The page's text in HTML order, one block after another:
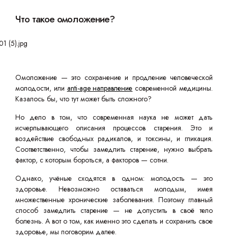
Что такое омоложение?
Омоложение — это сохранение и продление человеческой
молодости, или anti-age направление современной медицины.
Казалось бы, что тут может быть сложного?
Но дело в том, что современная наука не может дать
исчерпывающего описания процессов старения. Это и
воздействие свободных радикалов, и токсины, и гликация.
Соответственно, чтобы замедлить старение, нужно выбрать
фактор, с которым бороться, а факторов — сотни.
Однако, учёные сходятся в одном: молодость — это
здоровье. Невозможно оставаться молодым, имея
множественные хронические заболевания. Поэтому главный
способ замедлить старение — не допустить в своё тело
болезнь. А вот о том, как именно это сделать и сохранить свое
здоровье, мы поговорим далее.